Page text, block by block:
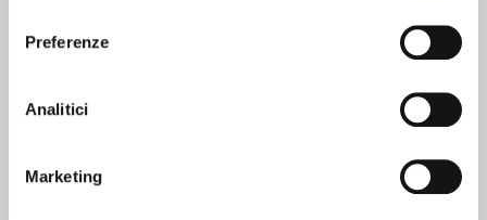
Preferenze
Analitici
Marketing